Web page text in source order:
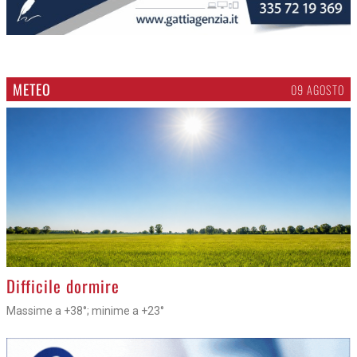
METEO 09 AGOSTO
>
Difficile dormire
Massime a +38°; minime a +23°